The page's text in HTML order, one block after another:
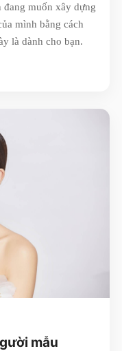
đang muốn xây dựng
mình bằng cách
là dành cho bạn.
mẫu